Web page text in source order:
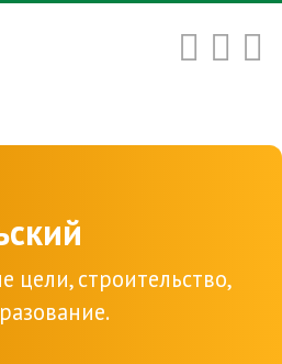
 
цели, строительство,